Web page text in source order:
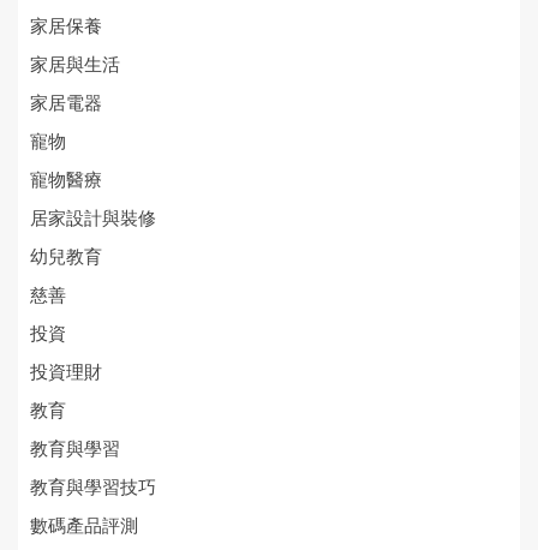
家居保養
家居與生活
家居電器
寵物
寵物醫療
居家設計與裝修
幼兒教育
慈善
投資
投資理財
教育
教育與學習
教育與學習技巧
數碼產品評測